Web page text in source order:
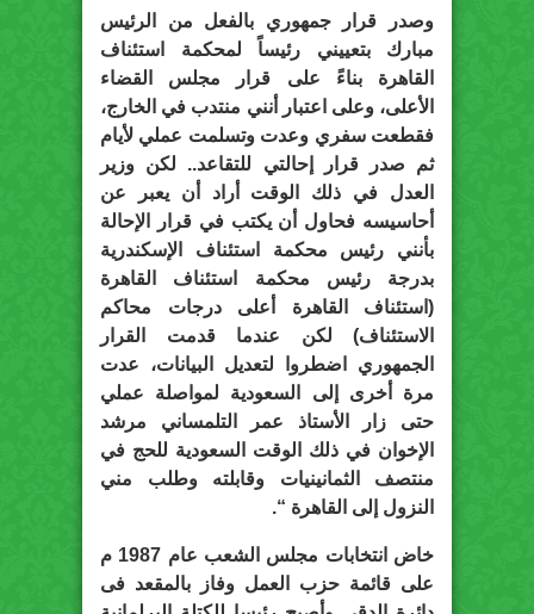
وصدر قرار جمهوري بالفعل من الرئيس
مبارك بتعييني رئيساً لمحكمة استئناف
القاهرة بناءً على قرار مجلس القضاء
الأعلى، وعلى اعتبار أنني منتدب في الخارج،
فقطعت سفري وعدت وتسلمت عملي لأيام
ثم صدر قرار إحالتي للتقاعد.. لكن وزير
العدل في ذلك الوقت أراد أن يعبر عن
أحاسيسه فحاول أن يكتب في قرار الإحالة
بأنني رئيس محكمة استئناف الإسكندرية
بدرجة رئيس محكمة استئناف القاهرة
(استئناف القاهرة أعلى درجات محاكم
الاستئناف) لكن عندما قدمت القرار
الجمهوري اضطروا لتعديل البيانات، عدت
مرة أخرى إلى السعودية لمواصلة عملي
حتى زار الأستاذ عمر التلمساني مرشد
الإخوان في ذلك الوقت السعودية للحج في
منتصف الثمانينيات وقابلته وطلب مني
النزول إلى القاهرة “.
خاض انتخابات مجلس الشعب عام 1987 م
على قائمة حزب العمل وفاز بالمقعد فى